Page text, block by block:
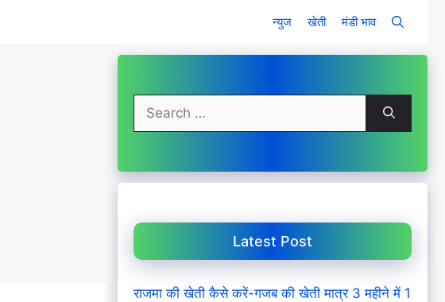
न्युज खेती मंडी भाव
Search
for:
Latest Post
राजमा की खेती कैसे करें-गजब की खेती मात्र 3 महीने में 1